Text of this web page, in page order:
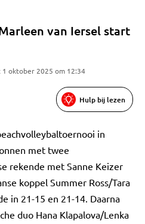
van Iersel start
1 oktober 2025 om 12:34
Hulp bij lezen
in
met twee
rekende met Sanne Keizer
koppel Summer Ross/Tara
in 21-15 en 21-14. Daarna
duo Hana Klapalova/Lenka